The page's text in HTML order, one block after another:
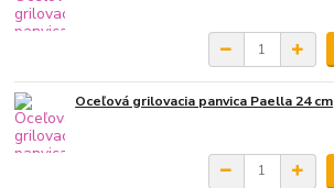
Oceľová grilovacia panvica Paella 24 cm